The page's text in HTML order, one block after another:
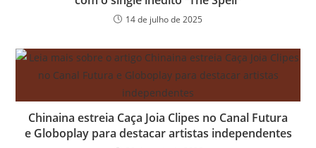
14 de julho de 2025
Chinaina estreia Caça Joia Clipes no Canal Futura
e Globoplay para destacar artistas independentes